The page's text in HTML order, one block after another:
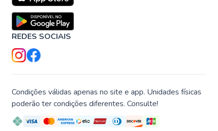
REDES SOCIAIS
Condições válidas apenas no site e app. Unidades físicas
poderão ter condições diferentes. Consulte!